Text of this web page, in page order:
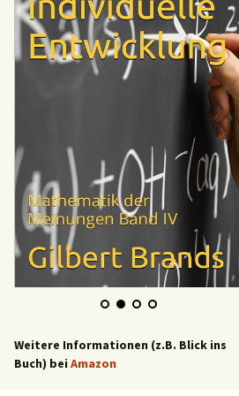
Weitere Informationen (z.B. Blick ins
Buch) bei Amazon